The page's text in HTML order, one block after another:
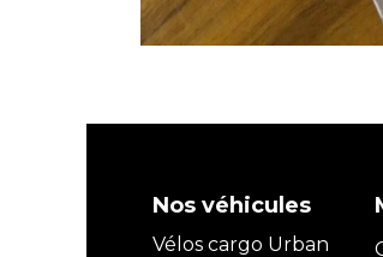
Nos véhicules
Vélos cargo Urban